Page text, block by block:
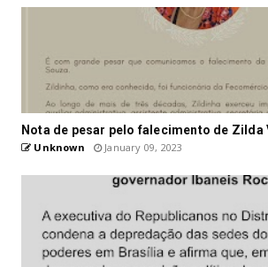
Nota de pesar pelo falecimento de Zilda
Unknown January 09, 2023